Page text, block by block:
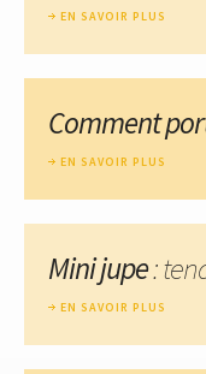
EN SAVOIR PLUS
Comment
EN SAVOIR PLUS
Mini jupe:
EN SAVOIR PLUS